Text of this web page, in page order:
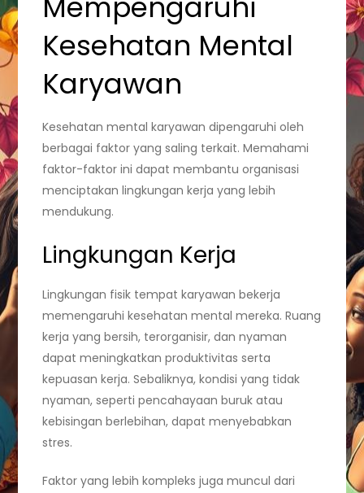
Kesehatan Mental
Karyawan
Kesehatan mental karyawan dipengaruhi oleh
berbagai faktor yang saling terkait. Memahami
faktor-faktor ini dapat membantu organisasi
menciptakan lingkungan kerja yang lebih
mendukung.
Lingkungan Kerja
Lingkungan fisik tempat karyawan bekerja
memengaruhi kesehatan mental mereka. Ruang
kerja yang bersih, terorganisir, dan nyaman
dapat meningkatkan produktivitas serta
kepuasan kerja. Sebaliknya, kondisi yang tidak
nyaman, seperti pencahayaan buruk atau
kebisingan berlebihan, dapat menyebabkan
stres.
Faktor yang lebih kompleks juga muncul dari